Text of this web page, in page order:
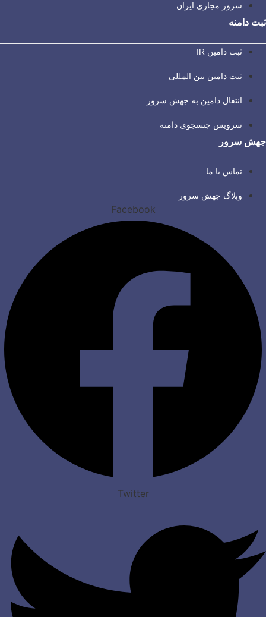
سرور مجازی ایران
ثبت دامنه
ثبت دامین IR
ثبت دامین بین المللی
انتقال دامین به جهش سرور
سرویس جستجوی دامنه
جهش سرور
تماس با ما
وبلاگ جهش سرور
Facebook
Twitter